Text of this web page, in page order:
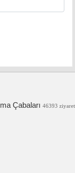
Ça­baları 46393 ziyaret